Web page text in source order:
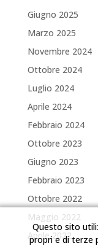
Giugno 2025
Marzo 2025
Novembre 2024
Ottobre 2024
Luglio 2024
Aprile 2024
Febbraio 2024
Ottobre 2023
Giugno 2023
Febbraio 2023
Ottobre 2022
Maggio 2022
Aprile 2022
Questo sito
propri e di terze